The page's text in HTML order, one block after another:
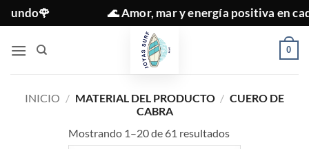
Saltar
al
contenido
🌊 Amor, mar y energía positiva en cada joya ✨
0
INICIO / MATERIAL DEL PRODUCTO / CUERO DE
CABRA
Mostrando 1–20 de 61 resultados